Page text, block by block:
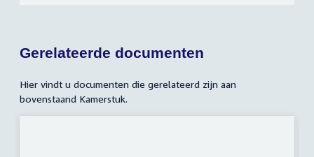
Gerelateerde documenten
Hier vindt u documenten die gerelateerd zijn aan
bovenstaand Kamerstuk.